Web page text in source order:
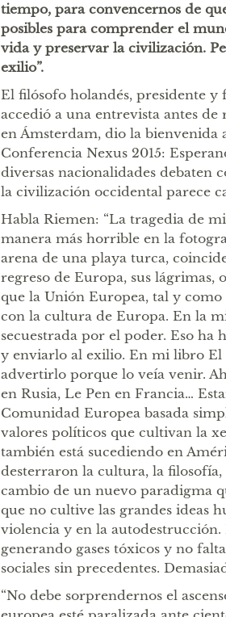
tiempo, para convencernos de
posibles para comprender el
vida y preservar la civilización.
exilio”.
El filósofo holandés, presidente
accedió a una entrevista antes de
en Ámsterdam, dio la
Conferencia Nexus 2015:
diversas nacionalidades debaten
la civilización occidental parece
Habla Riemen: “La tragedia de
manera más horrible en la
arena de una playa turca,
regreso de Europa, sus lágrimas,
que la Unión Europea, tal y
con la cultura de Europa. En la
secuestrada por el poder. Eso ha
y enviarlo al exilio. En mi libro El
advertirlo porque lo veía venir.
en Rusia, Le Pen en Francia…
Comunidad Europea basada
valores políticos que cultivan la
también está sucediendo en
desterraron la cultura, la filosofía,
cambio de un nuevo paradigma
que no cultive las grandes ideas
violencia y en la
generando gases tóxicos y no
sociales sin precedentes.
“No debe sorprendernos el